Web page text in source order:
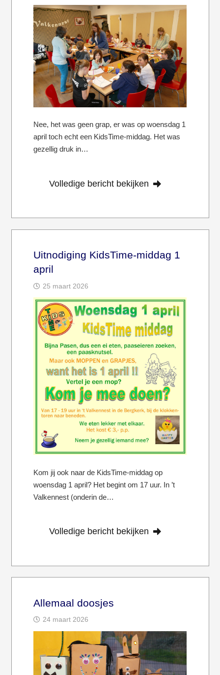
Nee, het was geen grap, er was op woensdag 1
april toch echt een KidsTime-middag. Het was
gezellig druk in…
Volledige bericht bekijken
Uitnodiging KidsTime-middag 1
april
25 maart 2026
Kom jij ook naar de KidsTime-middag op
woensdag 1 april? Het begint om 17 uur. In ’t
Valkennest (onderin de…
Volledige bericht bekijken
Allemaal doosjes
24 maart 2026